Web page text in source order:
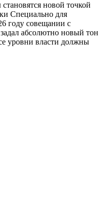
новой точкой
Специально для
году совещании с
абсолютно новый тон
уровни власти должны